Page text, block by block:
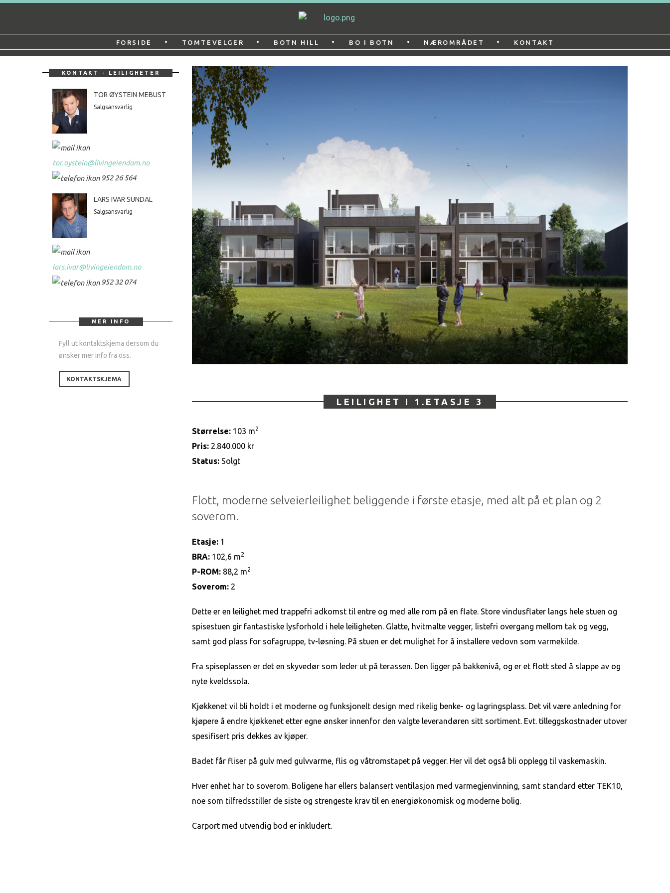
Gå
Forstørre
boligfelt
FORSIDE • TOMTEVELGER • BOTN HILL • BO I BOTN • NÆROMRÅDET • KONTAKT
LEILIGHET I 1.ETASJE 3
Størrelse: 103 m2
Pris: 2.840.000 kr
Status: Solgt
Flott, moderne selveierleilighet beliggende i første etasje, med alt på et plan og 2
soverom.
Etasje: 1
BRA: 102,6 m2
P-ROM: 88,2 m2
Soverom: 2
Dette er en leilighet med trappefri adkomst til entre og med alle rom på en flate. Store vindusflater langs hele stuen og
spisestuen gir fantastiske lysforhold i hele leiligheten. Glatte, hvitmalte vegger, listefri overgang mellom tak og vegg,
samt god plass for sofagruppe, tv-løsning. På stuen er det mulighet for å installere vedovn som varmekilde.
Fra spiseplassen er det en skyvedør som leder ut på terassen. Den ligger på bakkenivå, og er et flott sted å slappe av og
nyte kveldssola.
Kjøkkenet vil bli holdt i et moderne og funksjonelt design med rikelig benke- og lagringsplass. Det vil være anledning for
kjøpere å endre kjøkkenet etter egne ønsker innenfor den valgte leverandøren sitt sortiment. Evt. tilleggskostnader utover
spesifisert pris dekkes av kjøper.
Badet får fliser på gulv med gulvvarme, flis og våtromstapet på vegger. Her vil det også bli opplegg til vaskemaskin.
Hver enhet har to soverom. Boligene har ellers balansert ventilasjon med varmegjenvinning, samt standard etter TEK10,
noe som tilfredsstiller de siste og strengeste krav til en energiøkonomisk og moderne bolig.
Carport med utvendig bod er inkludert.
KONTAKT - LEILIGHETER
TOR ØYSTEIN MEBUST
Salgsansvarlig
tor.oystein@livingeiendom.no
952 26 564
LARS IVAR SUNDAL
Salgsansvarlig
lars.ivar@livingeiendom.no
952 32 074
MER INFO
Fyll ut kontaktskjema dersom du
ønsker mer info fra oss.
KONTAKTSKJEMA